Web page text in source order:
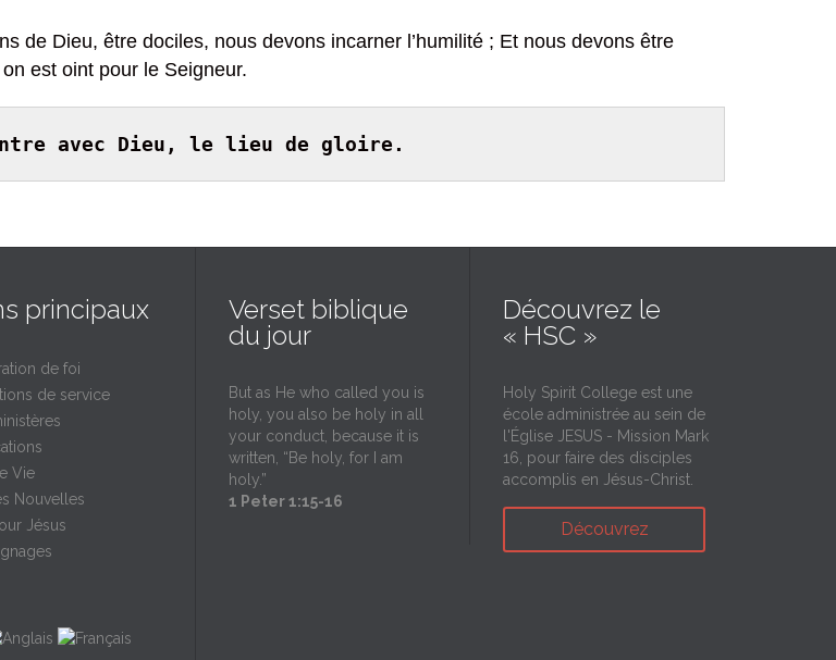
de Dieu, être dociles, nous devons incarner l’humilité ; Et nous devons être
est oint pour le Seigneur.
avec Dieu, le lieu de gloire.
principaux
de foi
de service
Vie
Nouvelles
Jésus
Verset biblique
du jour
But as He who called you is
holy, you also be holy in all
your conduct, because it is
written, “Be holy, for I am
holy.”
1 Peter 1:15-16
Découvrez le
« HSC »
Holy Spirit College est une
école administrée au sein de
l'Église JESUS - Mission Mark
16, pour faire des disciples
accomplis en Jésus-Christ.
Découvrez